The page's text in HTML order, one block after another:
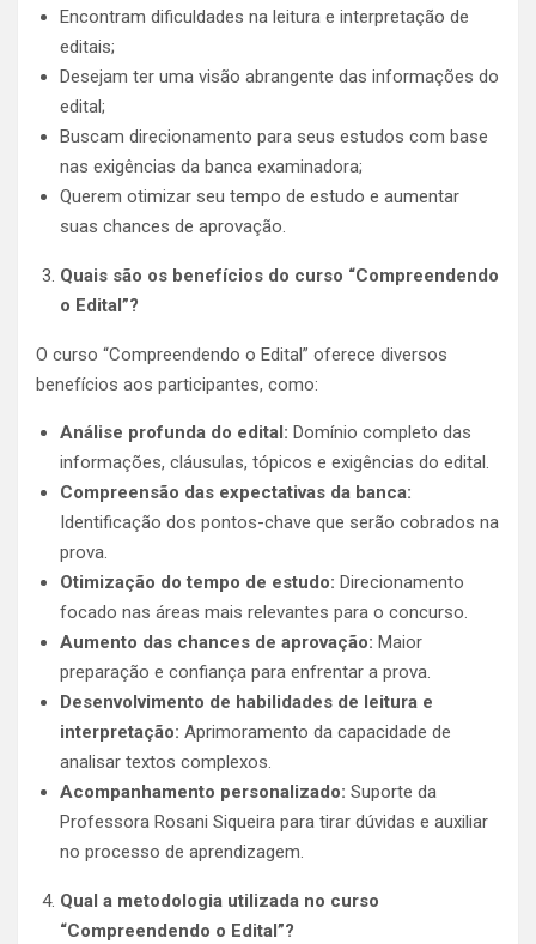
Encontram dificuldades na leitura e interpretação de
editais;
Desejam ter uma visão abrangente das informações do
edital;
Buscam direcionamento para seus estudos com base
nas exigências da banca examinadora;
Querem otimizar seu tempo de estudo e aumentar
suas chances de aprovação.
Quais são os benefícios do curso “Compreendendo
o Edital”?
O curso “Compreendendo o Edital” oferece diversos
benefícios aos participantes, como:
Análise profunda do edital: Domínio completo das
informações, cláusulas, tópicos e exigências do edital.
Compreensão das expectativas da banca:
Identificação dos pontos-chave que serão cobrados na
prova.
Otimização do tempo de estudo: Direcionamento
focado nas áreas mais relevantes para o concurso.
Aumento das chances de aprovação: Maior
preparação e confiança para enfrentar a prova.
Desenvolvimento de habilidades de leitura e
interpretação: Aprimoramento da capacidade de
analisar textos complexos.
Acompanhamento personalizado: Suporte da
Professora Rosani Siqueira para tirar dúvidas e auxiliar
no processo de aprendizagem.
Qual a metodologia utilizada no curso
“Compreendendo o Edital”?